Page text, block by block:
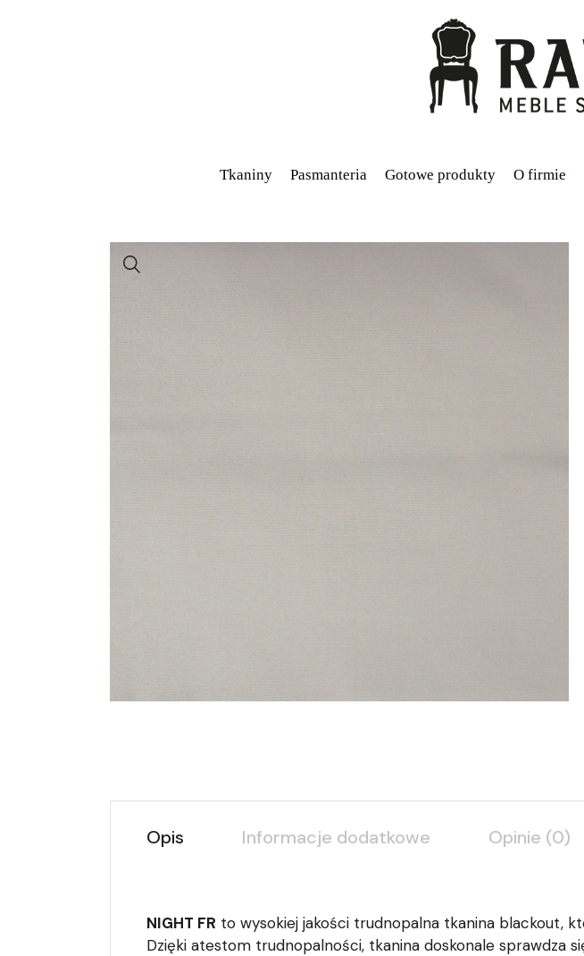
Tkaniny Pasmanteria Gotowe produkty O firmie
Opis Informacje dodatkowe Opinie (0)
NIGHT FR to wysokiej jakości trudnopalna tkanina blackout,
Dzięki atestom trudnopalności, tkanina doskonale sprawdza